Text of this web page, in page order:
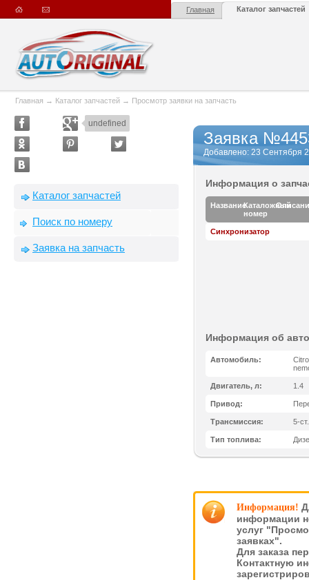
Главная Каталог запчастей
Главная → Каталог запчастей → Просмотр заявки на запчасть
undefined
Каталог запчастей
Поиск по номеру
Заявка на запчасть
Заявка
Добавлено: 23 Сентября
Информация о
НазваниеКаталожный
номер
Синхронизатор
Информация об
Автомобиль:
Двигатель, л: 1.4
Привод:
Трансмиссия: 5-
Тип топлива:
Информация!
информации
услуг
заявках".
Для заказа
Контактную